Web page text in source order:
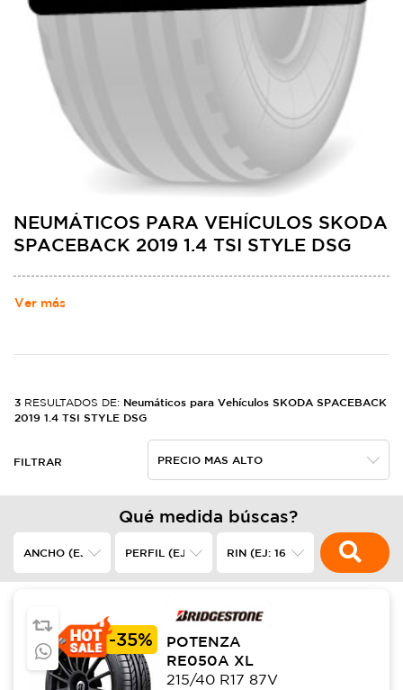
NEUMÁTICOS PARA VEHÍCULOS SKODA
SPACEBACK 2019 1.4 TSI STYLE DSG
Ver más
3 RESULTADOS DE: Neumáticos para Vehículos SKODA SPACEBACK
2019 1.4 TSI STYLE DSG
FILTRAR
Qué medida búscas?
-35%
POTENZA
RE050A XL
215/40 R17 87V